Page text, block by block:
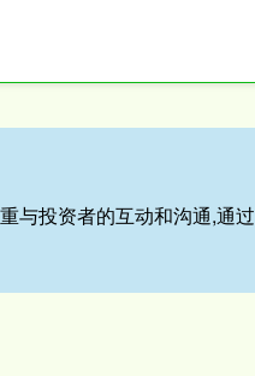
与投资者的互动和沟通,通过